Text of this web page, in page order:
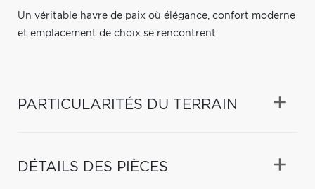
Un véritable havre de paix où élégance, confort moderne
et emplacement de choix se rencontrent.
PARTICULARITÉS DU TERRAIN
DÉTAILS DES PIÈCES